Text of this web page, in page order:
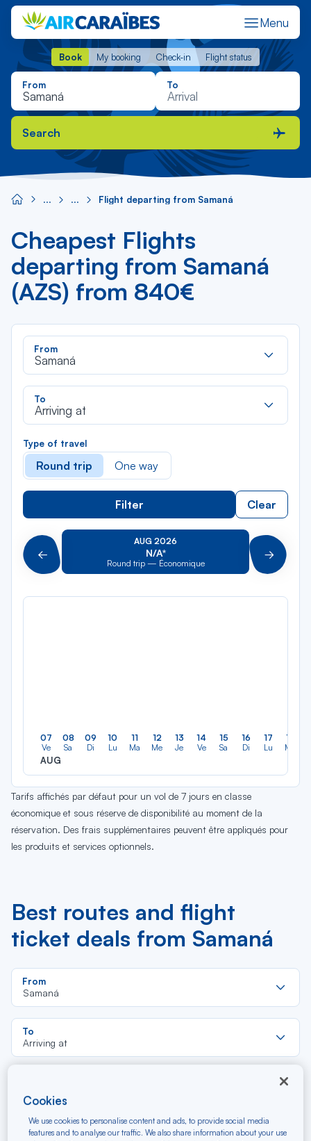
Menu
Book My booking Check-in Flight status
Book My booking Check-in Flight status
From To
Search
Flight departing from Samaná
Cheapest Flights
departing from Samaná
(AZS) from 840€
From
Samaná
To
Arriving at
Type of travel
Round trip One way
Filter Clear
Précédent
AUG 2026
N/A*
Round trip — Économique Suivant
07
Ve
AUG
08
Sa
09
Di
10
Lu
11
Ma
12
Me
13
Je
14
Ve
15
Sa
16
Di
17
Lu
18
Ma
Tarifs affichés par défaut pour un vol de 7 jours en classe
économique et sous réserve de disponibilité au moment de la
réservation. Des frais supplémentaires peuvent être appliqués pour
les produits et services optionnels.
Best routes and flight
ticket deals from Samaná
From
Samaná
To
Arriving at
Type of travel
Cookies
We use cookies to personalise content and ads, to provide social media
features and to analyse our traffic. We also share information about your use